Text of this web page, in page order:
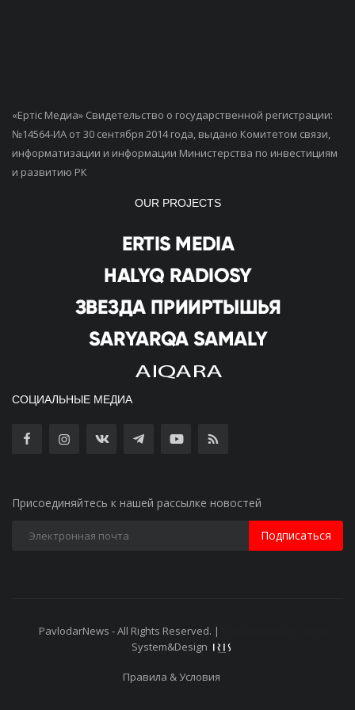
«Ертiс Медиа» Свидетельство о государственной регистрации:
№14564-ИА от 30 сентября 2014 года, выдано Комитетом связи,
информатизации и информации Министерства по инвестициям
и развитию РК
OUR PROJECTS
СОЦИАЛЬНЫЕ МЕДИА
Присоединяйтесь к нашей рассылке новостей
Подписаться
PavlodarNews - All Rights Reserved. |
System&Design
Правила & Условия